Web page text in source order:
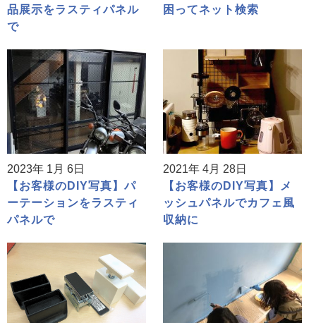
品展示をラスティパネル
で
困ってネット検索
2023年 1月 6日
【お客様のDIY写真】パ
ーテーションをラスティ
パネルで
2021年 4月 28日
【お客様のDIY写真】メ
ッシュパネルでカフェ風
収納に